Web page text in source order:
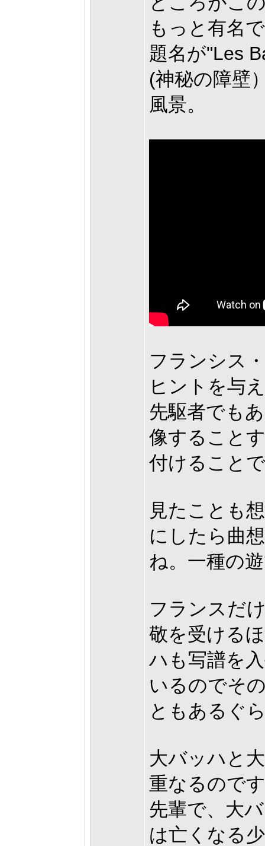
もっと有名
題名が"Les
(神秘の障壁
風景。
フランシス
ヒントを与
先駆者でも
像すること
付けること
見たことも
にしたら曲
ね。一種の
フランスだ
敬を受ける
ハも写譜を
いるのでそ
ともあるぐ
大バッハと
重なるので
先輩で、大
は亡くなる